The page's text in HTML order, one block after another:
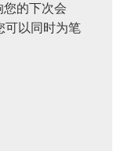
的下次会
可以同时为笔